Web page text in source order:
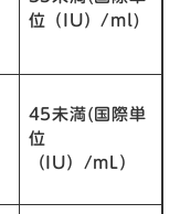
位（IU）/ml)
45未満(国際単
位
（IU）/mL）